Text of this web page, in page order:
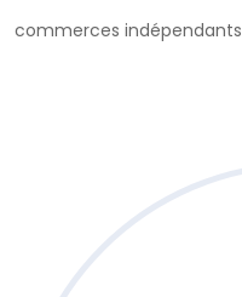
commerces indépendants